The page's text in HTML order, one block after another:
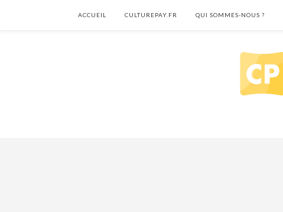
ACCUEIL CULTUREPAY.FR QUI SOMMES-NOUS ?